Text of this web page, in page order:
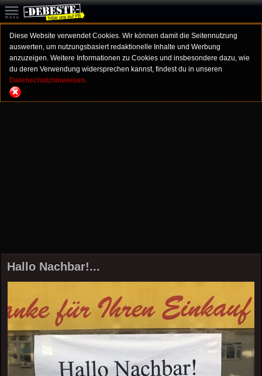
Diese Website verwendet Cookies. Wir können damit die Seitennutzung
auswerten, um nutzungsbasiert redaktionelle Inhalte und Werbung
anzuzeigen. Weitere Informationen zu Cookies und insbesondere dazu, wie
du deren Verwendung widersprechen kannst, findest du in unseren
Datenschutzhinweisen.
Hallo Nachbar!...